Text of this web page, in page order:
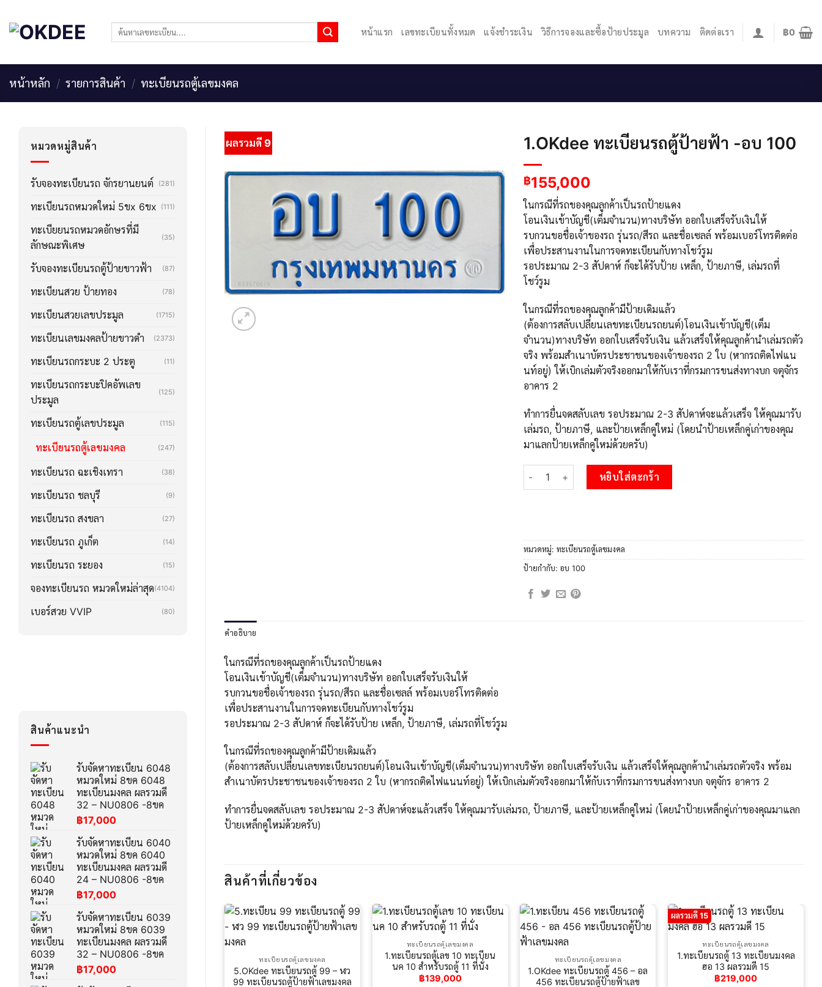
content
ค้นหา: หน้าแรก เลขทะเบียนทั้งหมด แจ้งชำระเงิน วิธีการจองและซื้อป้ายประมูล บทความ ติดต่อเรา ฿0
หน้าหลัก / รายการสินค้า / ทะเบียนรถตู้เลขมงคล
หมวดหมู่สินค้า
รับจองทะเบียนรถ จักรยานยนต์ (281)
ทะเบียนรถหมวดใหม่ 5ขx 6ขx (111)
ทะเบียยนรถหมวดอักษรที่มี
ลักษณะพิเศษ
(35)
รับจองทะเบียนรถตู้ป้ายขาวฟ้า (87)
ทะเบียนสวย ป้ายทอง (78)
ทะเบียนสวยเลขประมูล (1715)
ทะเบียนเลขมงคลป้ายขาวดำ (2373)
ทะเบียนรถกระบะ 2 ประตู (11)
ทะเบียนรถกระบะปิคอัพเลข
ประมูล
(125)
ทะเบียนรถตู้เลขประมูล (115)
ทะเบียนรถตู้เลขมงคล (247)
ทะเบียนรถ ฉะเชิงเทรา (38)
ทะเบียนรถ ชลบุรี (9)
ทะเบียนรถ สงขลา (27)
ทะเบียนรถ ภูเก็ต (14)
ทะเบียนรถ ระยอง (15)
จองทะเบียนรถ หมวดใหม่ล่าสุด(4104)
เบอร์สวย VVIP (80)
สินค้าแนะนำ
รับจัดหาทะเบียน 6048
หมวดใหม่ 8ขค 6048
ทะเบียนมงคล ผลรวมดี
32 – NU0806 -8ขค
฿17,000
รับจัดหาทะเบียน 6040
หมวดใหม่ 8ขค 6040
ทะเบียนมงคล ผลรวมดี
24 – NU0806 -8ขค
฿17,000
รับจัดหาทะเบียน 6039
หมวดใหม่ 8ขค 6039
ทะเบียนมงคล ผลรวมดี
32 – NU0806 -8ขค
฿17,000
ผลรวมดี 9 1.OKdee ทะเบียนรถตู้ป้ายฟ้า -อบ 100
฿155,000
ในกรณีที่รถของคุณลูกค้าเป็นรถป้ายแดง
โอนเงินเข้าบัญชี(เต็มจำนวน)ทางบริษัท ออกใบเสร็จรับเงินให้
รบกวนขอชื่อเจ้าของรถ รุ่นรถ/สีรถ และชื่อเซลล์ พร้อมเบอร์โทรติดต่อ
เพื่อประสานงานในการจดทะเบียนกับทางโชว์รูม
รอประมาณ 2-3 สัปดาห์ ก็จะได้รับป้าย เหล็ก, ป้ายภาษี, เล่มรถที่
โชว์รูม
ในกรณีที่รถของคุณลูกค้ามีป้ายเดิมแล้ว
(ต้องการสลับเปลี่ยนเลขทะเบียนรถยนต์)โอนเงินเข้าบัญชี(เต็ม
จำนวน)ทางบริษัท ออกใบเสร็จรับเงิน แล้วเสร็จให้คุณลูกค้านำเล่มรถตัว
จริง พร้อมสำเนาบัตรประชาชนของเจ้าของรถ 2 ใบ (หากรถติดไฟแน
นท์อยู่) ให้เบิกเล่มตัวจริงออกมาให้กับเราที่กรมการขนส่งทางบก จตุจักร
อาคาร 2
ทำการยื่นจดสลับเลข รอประมาณ 2-3 สัปดาห์จะแล้วเสร็จ ให้คุณมารับ
เล่มรถ, ป้ายภาษี, และป้ายเหล็กคู่ใหม่ (โดยนำป้ายเหล็กคู่เก่าของคุณ
มาแลกป้ายเหล็กคู่ใหม่ด้วยครับ)
จำนวน 1.OKdee ทะเบียนรถตู้ป้ายฟ้า -อบ 100 ชิ้น
หยิบใส่ตะกร้า
หมวดหมู่: ทะเบียนรถตู้เลขมงคล
ป้ายกำกับ: อบ 100
คำอธิบาย
ในกรณีที่รถของคุณลูกค้าเป็นรถป้ายแดง
โอนเงินเข้าบัญชี(เต็มจำนวน)ทางบริษัท ออกใบเสร็จรับเงินให้
รบกวนขอชื่อเจ้าของรถ รุ่นรถ/สีรถ และชื่อเซลล์ พร้อมเบอร์โทรติดต่อ
เพื่อประสานงานในการจดทะเบียนกับทางโชว์รูม
รอประมาณ 2-3 สัปดาห์ ก็จะได้รับป้าย เหล็ก, ป้ายภาษี, เล่มรถที่โชว์รูม
ในกรณีที่รถของคุณลูกค้ามีป้ายเดิมแล้ว
(ต้องการสลับเปลี่ยนเลขทะเบียนรถยนต์)โอนเงินเข้าบัญชี(เต็มจำนวน)ทางบริษัท ออกใบเสร็จรับเงิน แล้วเสร็จให้คุณลูกค้านำเล่มรถตัวจริง พร้อม
สำเนาบัตรประชาชนของเจ้าของรถ 2 ใบ (หากรถติดไฟแนนท์อยู่) ให้เบิกเล่มตัวจริงออกมาให้กับเราที่กรมการขนส่งทางบก จตุจักร อาคาร 2
ทำการยื่นจดสลับเลข รอประมาณ 2-3 สัปดาห์จะแล้วเสร็จ ให้คุณมารับเล่มรถ, ป้ายภาษี, และป้ายเหล็กคู่ใหม่ (โดยนำป้ายเหล็กคู่เก่าของคุณมาแลก
ป้ายเหล็กคู่ใหม่ด้วยครับ)
สินค้าที่เกี่ยวข้อง
ทะเบียนรถตู้เลขมงคล
5.OKdee ทะเบียนรถตู้ 99 – ฬว
99 ทะเบียนรถตู้ป้ายฟ้าเลขมงคล
ทะเบียนรถตู้เลขมงคล
1.ทะเบียนรถตู้เลข 10 ทะเบียน
นค 10 สำหรับรถตู้ 11 ที่นั่ง
฿139,000
ทะเบียนรถตู้เลขมงคล
1.OKdee ทะเบียนรถตู้ 456 – อล
456 ทะเบียนรถตู้ป้ายฟ้าเลข
ผลรวมดี 15
ทะเบียนรถตู้เลขมงคล
1.ทะเบียนรถตู้ 13 ทะเบียนมงคล
ฮอ 13 ผลรวมดี 15
฿219,000